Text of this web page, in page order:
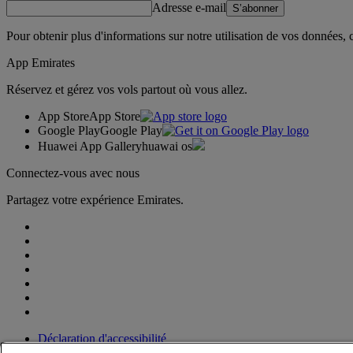
Adresse e-mail
S’abonner
Pour obtenir plus d'informations sur notre utilisation de vos données,
App Emirates
Réservez et gérez vos vols partout où vous allez.
App StoreApp Store
Google PlayGoogle Play
Huawei App Galleryhuawai os
Connectez-vous avec nous
Partagez votre expérience Emirates.
Déclaration d'accessibilité